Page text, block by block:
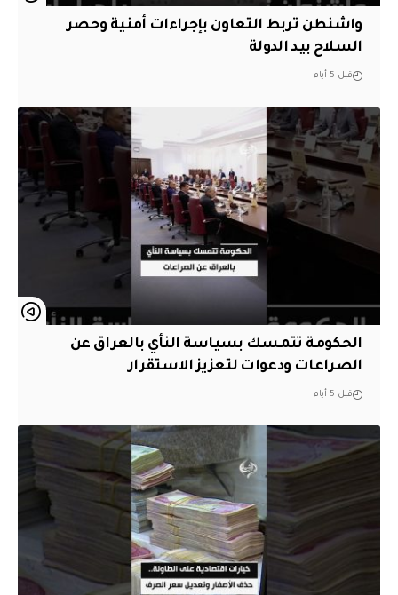
واشنطن تربط التعاون بإجراءات أمنية وحصر
السلاح بيد الدولة
قبل 5 أيام
الحكومة تتمسك بسياسة النأي بالعراق عن
الصراعات ودعوات لتعزيز الاستقرار
قبل 5 أيام